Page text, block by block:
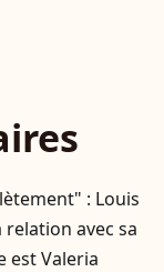
: Louis
avec sa
est Valeria